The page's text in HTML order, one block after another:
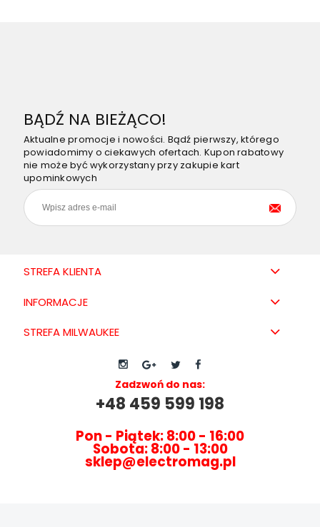
BĄDŹ NA BIEŻĄCO!
Aktualne promocje i nowości. Bądź pierwszy, którego
powiadomimy o ciekawych ofertach. Kupon rabatowy
nie może być wykorzystany przy zakupie kart
upominkowych
STREFA KLIENTA
INFORMACJE
STREFA MILWAUKEE
Zadzwoń do nas:
+48 459 599 198
Pon - Piątek: 8:00 - 16:00
Sobota: 8:00 - 13:00
sklep@electromag.pl